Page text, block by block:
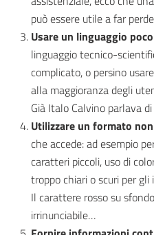
può essere utile a far
Usare un linguaggio
linguaggio tecnico-
complicato, o persino
alla maggioranza degli
Già Italo Calvino parlava di
Utilizzare un formato
che accede: ad esempio
caratteri piccoli, uso di
troppo chiari o scuri per
Il carattere rosso su
irrinunciabile…